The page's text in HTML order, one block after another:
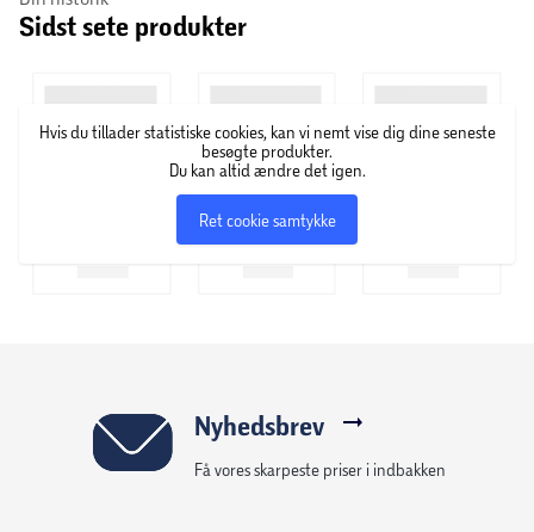
Komplet forankringssæt
Sidst sete produkter
Hvis du tillader statistiske cookies, kan vi nemt vise dig dine seneste
besøgte produkter.
Du kan altid ændre det igen.
Ret cookie samtykke
Nyhedsbrev
Få vores skarpeste priser i indbakken